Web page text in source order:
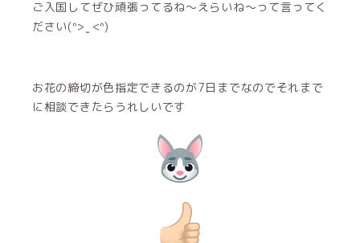
ご入国してぜひ頑張ってるね〜えらいね〜って言ってく
ださい(ᐢ> ̫ <ᐢ)
お花の締切が色指定できるのが7日までなのでそれまで
に相談できたらうれしいです